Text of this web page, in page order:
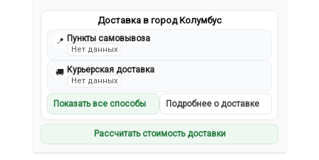
Доставка в город Колумбус
📍 Пункты самовывоза
Нет данных
🚚 Курьерская доставка
Нет данных
Показать все способы Подробнее о доставке
Рассчитать стоимость доставки